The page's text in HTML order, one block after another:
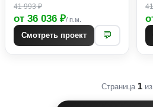
41 993 ₽
от 36 036 ₽/ п.м.
Смотреть проект 💬
Страница 1 из